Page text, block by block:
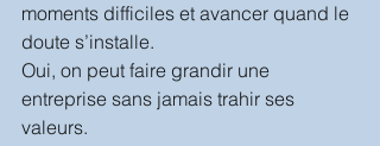
moments difficiles et avancer quand le
doute s’installe.
Oui, on peut faire grandir une
entreprise sans jamais trahir ses
valeurs.